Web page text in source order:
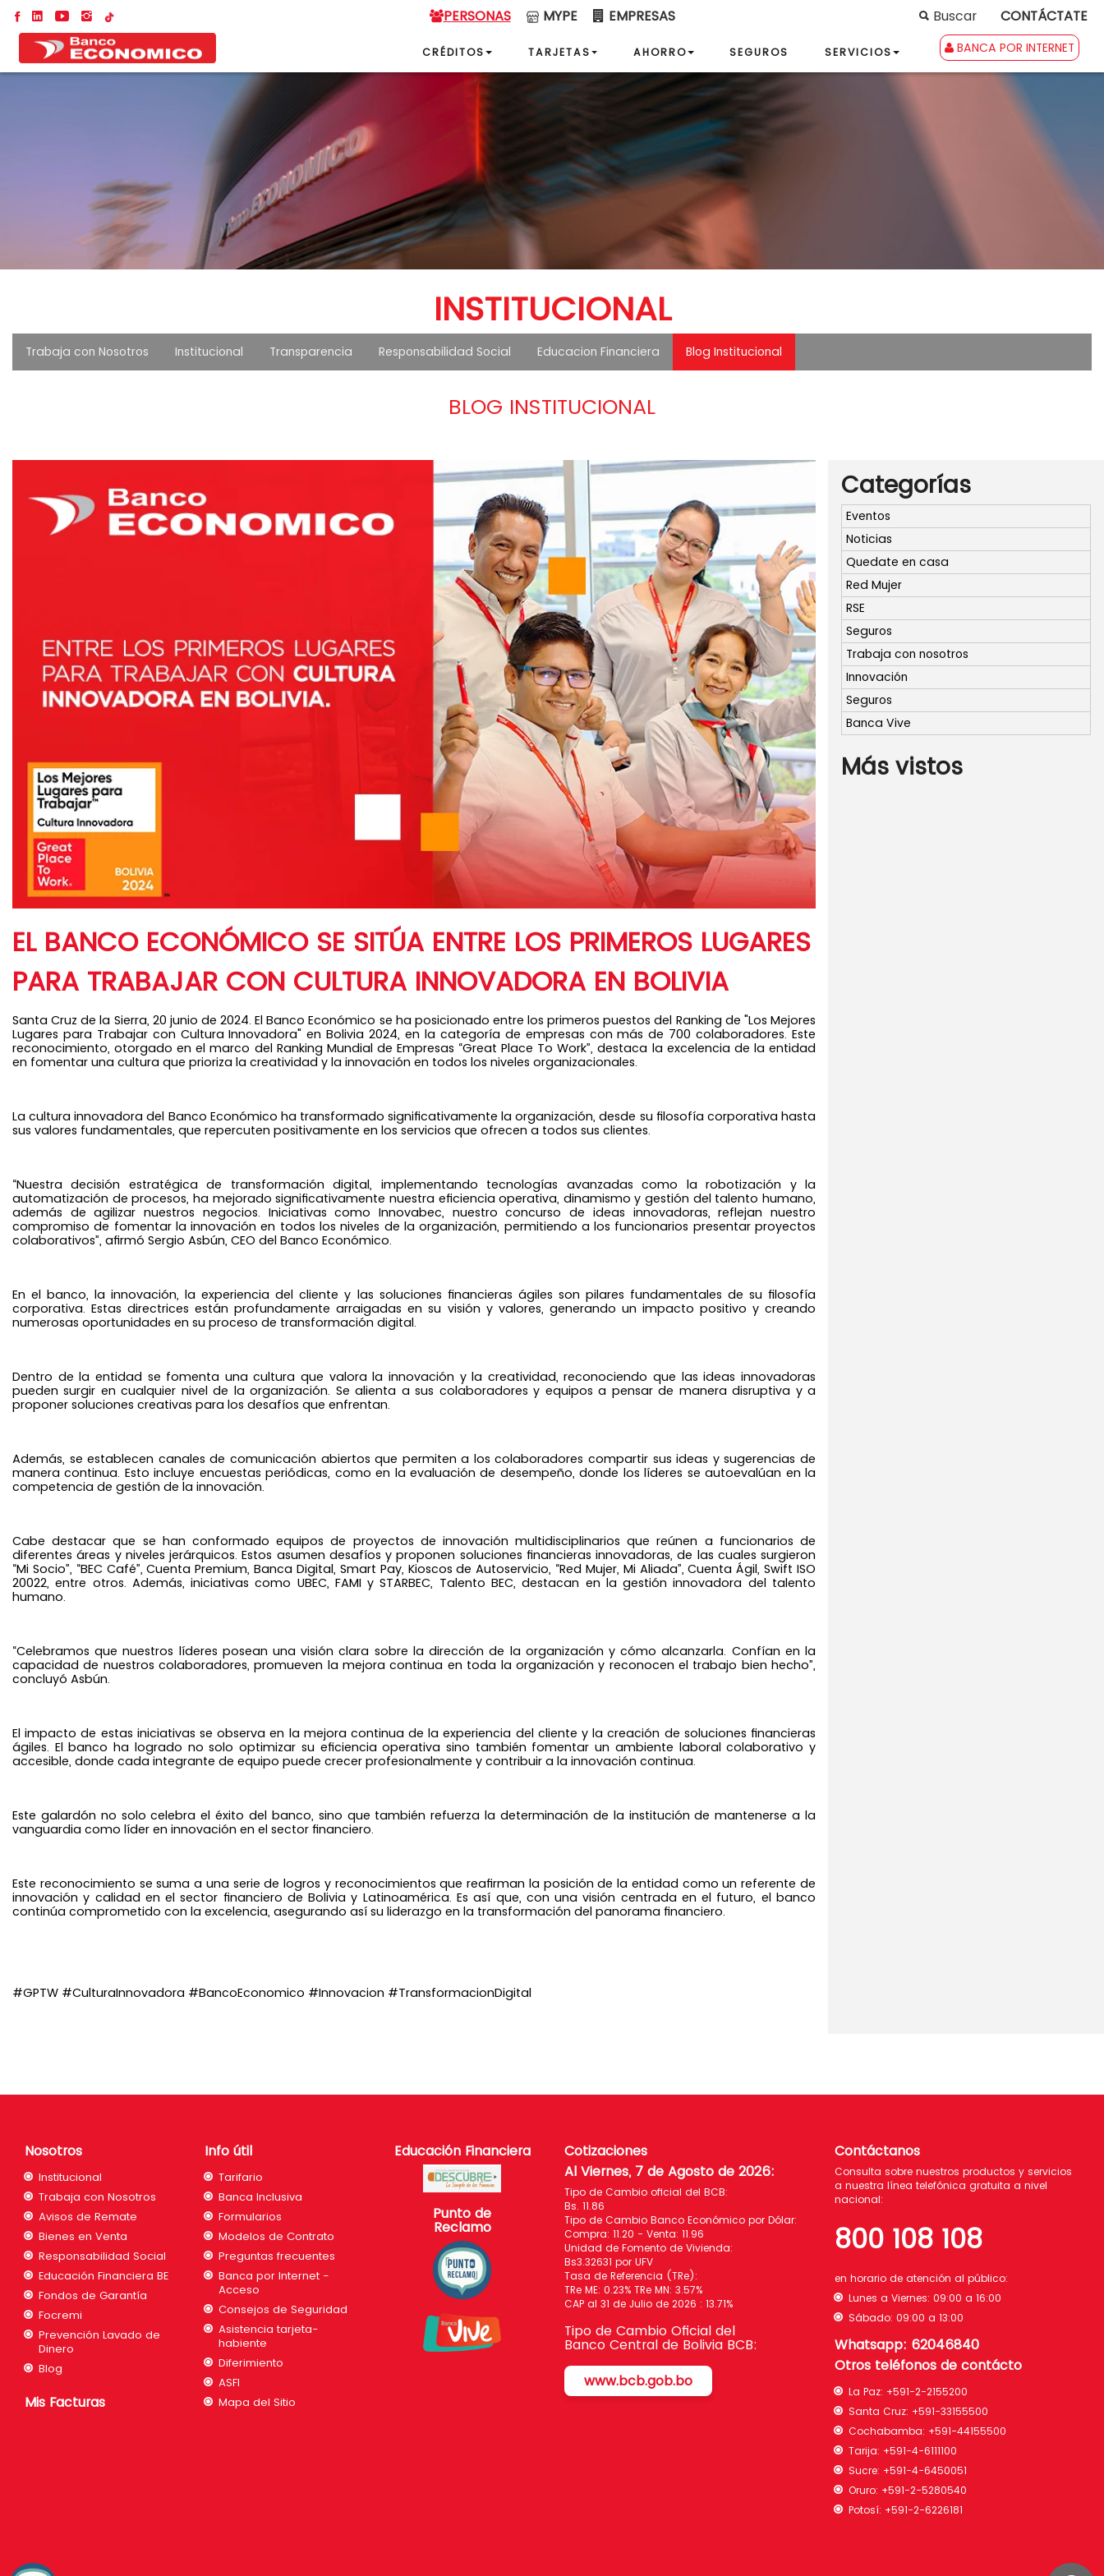
PERSONAS MYPE EMPRESAS Buscar CONTÁCTATE
CRÉDITOS TARJETAS AHORRO SEGUROS SERVICIOS BANCA POR INTERNET
INSTITUCIONAL
Trabaja con Nosotros Institucional Transparencia Responsabilidad Social Educacion Financiera Blog Institucional
BLOG INSTITUCIONAL
EL BANCO ECONÓMICO SE SITÚA ENTRE LOS PRIMEROS LUGARES
PARA TRABAJAR CON CULTURA INNOVADORA EN BOLIVIA
Santa Cruz de la Sierra, 20 junio de 2024. El Banco Económico se ha posicionado entre los primeros puestos del Ranking de "Los Mejores
Lugares para Trabajar con Cultura Innovadora" en Bolivia 2024, en la categoría de empresas con más de 700 colaboradores. Este
reconocimiento, otorgado en el marco del Ranking Mundial de Empresas “Great Place To Work”, destaca la excelencia de la entidad
en fomentar una cultura que prioriza la creatividad y la innovación en todos los niveles organizacionales.
La cultura innovadora del Banco Económico ha transformado significativamente la organización, desde su filosofía corporativa hasta
sus valores fundamentales, que repercuten positivamente en los servicios que ofrecen a todos sus clientes.
“Nuestra decisión estratégica de transformación digital, implementando tecnologías avanzadas como la robotización y la
automatización de procesos, ha mejorado significativamente nuestra eficiencia operativa, dinamismo y gestión del talento humano,
además de agilizar nuestros negocios. Iniciativas como Innovabec, nuestro concurso de ideas innovadoras, reflejan nuestro
compromiso de fomentar la innovación en todos los niveles de la organización, permitiendo a los funcionarios presentar proyectos
colaborativos”, afirmó Sergio Asbún, CEO del Banco Económico.
En el banco, la innovación, la experiencia del cliente y las soluciones financieras ágiles son pilares fundamentales de su filosofía
corporativa. Estas directrices están profundamente arraigadas en su visión y valores, generando un impacto positivo y creando
numerosas oportunidades en su proceso de transformación digital.
Dentro de la entidad se fomenta una cultura que valora la innovación y la creatividad, reconociendo que las ideas innovadoras
pueden surgir en cualquier nivel de la organización. Se alienta a sus colaboradores y equipos a pensar de manera disruptiva y a
proponer soluciones creativas para los desafíos que enfrentan.
Además, se establecen canales de comunicación abiertos que permiten a los colaboradores compartir sus ideas y sugerencias de
manera continua. Esto incluye encuestas periódicas, como en la evaluación de desempeño, donde los líderes se autoevalúan en la
competencia de gestión de la innovación.
Cabe destacar que se han conformado equipos de proyectos de innovación multidisciplinarios que reúnen a funcionarios de
diferentes áreas y niveles jerárquicos. Estos asumen desafíos y proponen soluciones financieras innovadoras, de las cuales surgieron
“Mi Socio”, “BEC Café”, Cuenta Premium, Banca Digital, Smart Pay, Kioscos de Autoservicio, “Red Mujer, Mi Aliada”, Cuenta Ágil, Swift ISO
20022, entre otros. Además, iniciativas como UBEC, FAMI y STARBEC, Talento BEC, destacan en la gestión innovadora del talento
humano.
“Celebramos que nuestros líderes posean una visión clara sobre la dirección de la organización y cómo alcanzarla. Confían en la
capacidad de nuestros colaboradores, promueven la mejora continua en toda la organización y reconocen el trabajo bien hecho”,
concluyó Asbún.
El impacto de estas iniciativas se observa en la mejora continua de la experiencia del cliente y la creación de soluciones financieras
ágiles. El banco ha logrado no solo optimizar su eficiencia operativa sino también fomentar un ambiente laboral colaborativo y
accesible, donde cada integrante de equipo puede crecer profesionalmente y contribuir a la innovación continua.
Este galardón no solo celebra el éxito del banco, sino que también refuerza la determinación de la institución de mantenerse a la
vanguardia como líder en innovación en el sector financiero.
Este reconocimiento se suma a una serie de logros y reconocimientos que reafirman la posición de la entidad como un referente de
innovación y calidad en el sector financiero de Bolivia y Latinoamérica. Es así que, con una visión centrada en el futuro, el banco
continúa comprometido con la excelencia, asegurando así su liderazgo en la transformación del panorama financiero.
#GPTW #CulturaInnovadora #BancoEconomico #Innovacion #TransformacionDigital
Categorías
Eventos
Noticias
Quedate en casa
Red Mujer
RSE
Seguros
Trabaja con nosotros
Innovación
Seguros
Banca Vive
Más vistos
Nosotros
Institucional
Trabaja con Nosotros
Avisos de Remate
Bienes en Venta
Responsabilidad Social
Educación Financiera BE
Fondos de Garantía
Focremi
Prevención Lavado de
Dinero
Blog
Mis Facturas
Info útil
Tarifario
Banca Inclusiva
Formularios
Modelos de Contrato
Preguntas frecuentes
Banca por Internet -
Acceso
Consejos de Seguridad
Asistencia tarjeta-
habiente
Diferimiento
ASFI
Mapa del Sitio
Educación Financiera
Punto de
Reclamo
Cotizaciones
Al Viernes, 7 de Agosto de 2026:
Tipo de Cambio oficial del BCB:
Bs. 11.86
Tipo de Cambio Banco Económico por Dólar:
Compra: 11.20 - Venta: 11.96
Unidad de Fomento de Vivienda:
Bs3.32631 por UFV
Tasa de Referencia (TRe):
TRe ME: 0.23% TRe MN: 3.57%
CAP al 31 de Julio de 2026 : 13.71%
Tipo de Cambio Oficial del
Banco Central de Bolivia BCB:
www.bcb.gob.bo
Contáctanos
Consulta sobre nuestros productos y servicios
a nuestra línea telefónica gratuita a nivel
nacional:
800 108 108
en horario de atención al público:
Lunes a Viernes: 09:00 a 16:00
Sábado: 09:00 a 13:00
Whatsapp: 62046840
Otros teléfonos de contácto
La Paz: +591-2-2155200
Santa Cruz: +591-33155500
Cochabamba: +591-44155500
Tarija: +591-4-6111100
Sucre: +591-4-6450051
Oruro: +591-2-5280540
Potosí: +591-2-6226181